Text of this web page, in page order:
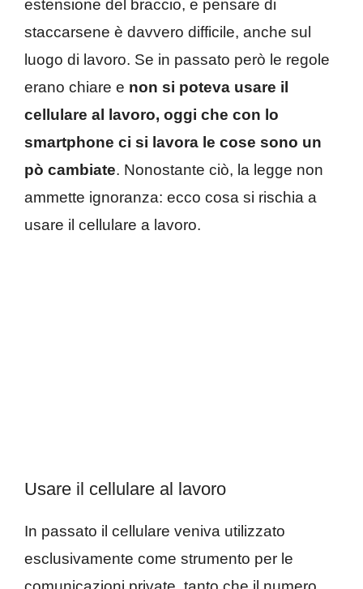
estensione del braccio, e pensare di
staccarsene è davvero difficile, anche sul
luogo di lavoro. Se in passato però le regole
erano chiare e non si poteva usare il
cellulare al lavoro, oggi che con lo
smartphone ci si lavora le cose sono un
pò cambiate. Nonostante ciò, la legge non
ammette ignoranza: ecco cosa si rischia a
usare il cellulare a lavoro.
Usare il cellulare al lavoro
In passato il cellulare veniva utilizzato
esclusivamente come strumento per le